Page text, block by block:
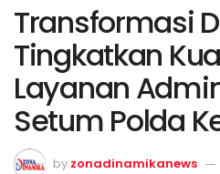
Transformasi
Tingkatkan
Layanan
Setum Polda
by zonadinamikanews